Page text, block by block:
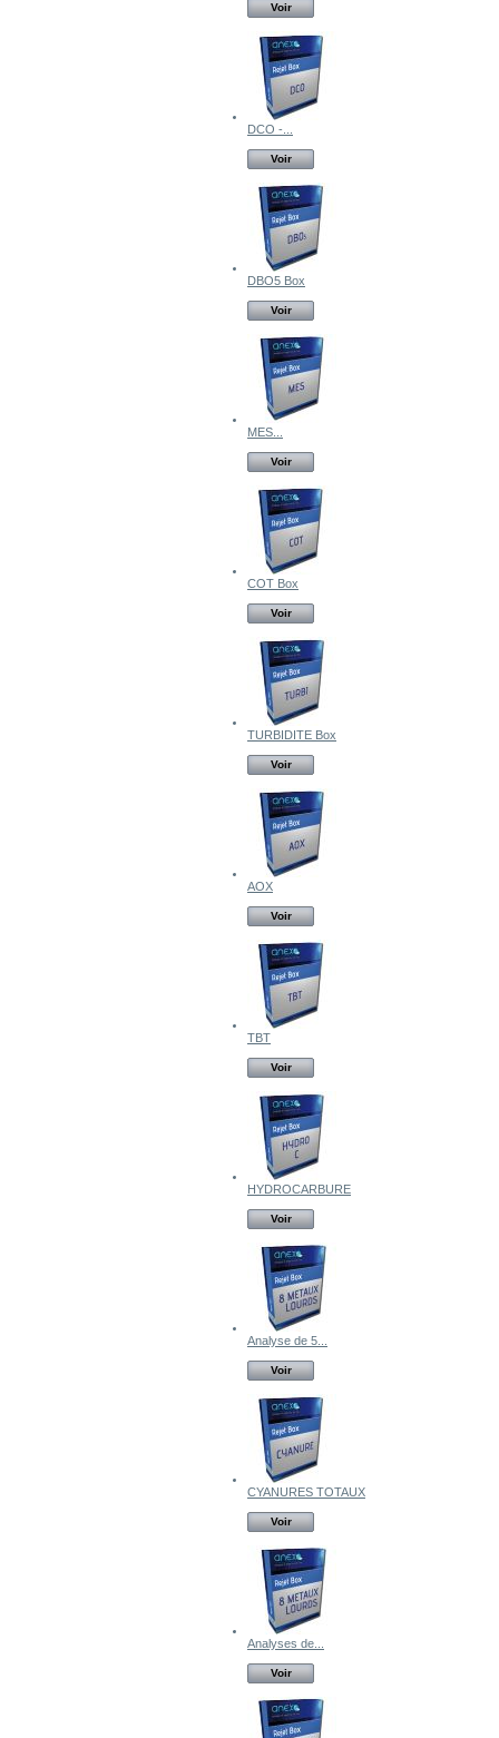
Voir
DCO -...
Voir
DBO5 Box
Voir
MES...
Voir
COT Box
Voir
TURBIDITE Box
Voir
AOX
Voir
TBT
Voir
HYDROCARBURE
Voir
Analyse de 5...
Voir
CYANURES TOTAUX
Voir
Analyses de...
Voir